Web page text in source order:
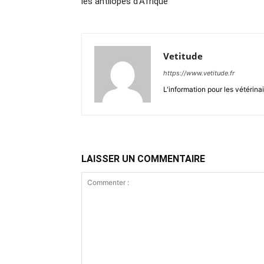
Vetitude
https://www.vetitude.fr
L'information pour les
LAISSER UN COMMENTAIRE